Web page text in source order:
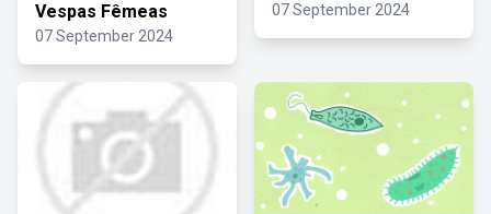
Vespas Fêmeas
07 September 2024
07 September 2024